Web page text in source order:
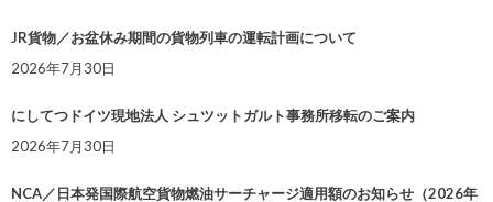
JR貨物／お盆休み期間の貨物列車の運転計画について
2026年7月30日
にしてつドイツ現地法人 シュツットガルト事務所移転のご案内
2026年7月30日
NCA／日本発国際航空貨物燃油サーチャージ適用額のお知らせ（2026年